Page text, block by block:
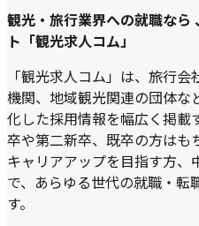
観光・旅行業界への就職なら
ト「観光求人コム」
「観光求人コム」は、旅行
機関、地域観光関連の団体な
化した採用情報を幅広く掲載
卒や第二新卒、既卒の方はも
キャリアアップを目指す方、
で、あらゆる世代の就職・転
す。